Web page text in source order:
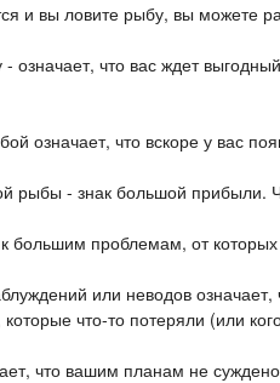
и вы ловите рыбу, вы можете
что вас ждет
означает, что вскоре у вас
рыбы - знак большой прибыли.
большим проблемам, от
или неводов
что-то потеряли (или
что вашим планам не